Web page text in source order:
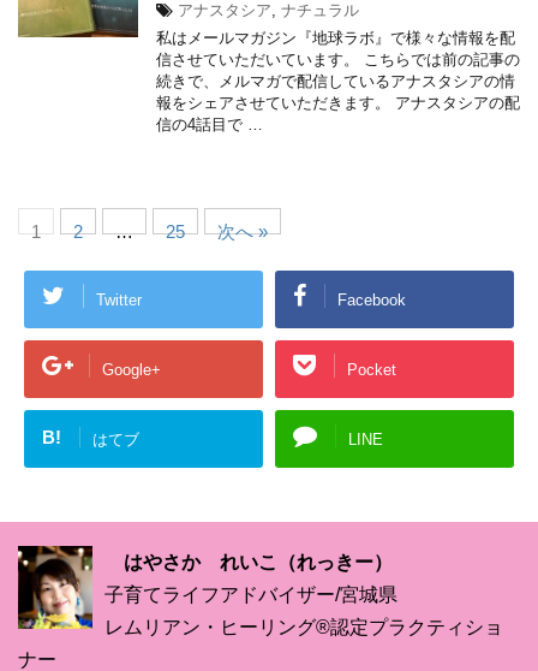
アナスタシア, ナチュラル
私はメールマガジン『地球ラボ』で様々な情報を配
信させていただいています。 こちらでは前の記事の
続きで、メルマガで配信しているアナスタシアの情
報をシェアさせていただきます。 アナスタシアの配
信の4話目で …
1 2 … 25 次へ »
Twitter Facebook
Google+ Pocket
B! はてブ LINE
はやさか れいこ（れっきー）
子育てライフアドバイザー/宮城県
レムリアン・ヒーリング®認定プラクティショ
ナー